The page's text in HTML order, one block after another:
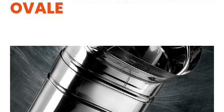
OVALE